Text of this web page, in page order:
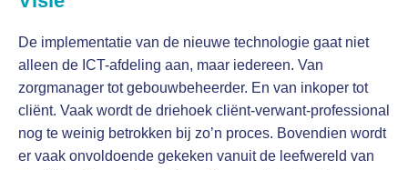
De implementatie van de nieuwe technologie gaat niet
alleen de ICT-afdeling aan, maar iedereen. Van
zorgmanager tot gebouwbeheerder. En van inkoper tot
cliënt. Vaak wordt de driehoek cliënt-verwant-professional
nog te weinig betrokken bij zo’n proces. Bovendien wordt
er vaak onvoldoende gekeken vanuit de leefwereld van